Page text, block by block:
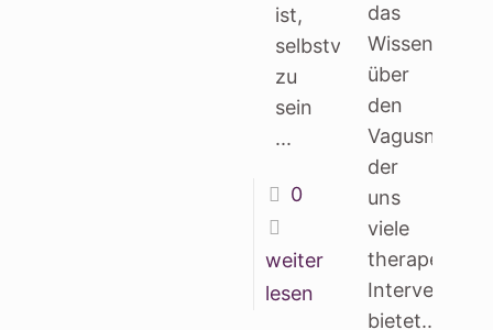
ist,
selbstverantwortlich
zu
sein
...
0
weiter
lesen
das
Wissen
über
den
Vagusnerv,
der
uns
viele
bietet...